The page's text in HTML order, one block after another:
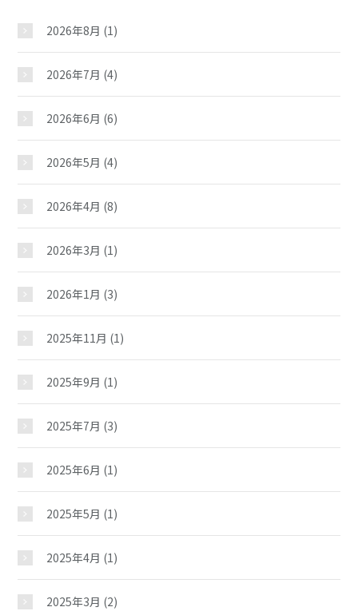
2026年8月 (1)
2026年7月 (4)
2026年6月 (6)
2026年5月 (4)
2026年4月 (8)
2026年3月 (1)
2026年1月 (3)
2025年11月 (1)
2025年9月 (1)
2025年7月 (3)
2025年6月 (1)
2025年5月 (1)
2025年4月 (1)
2025年3月 (2)